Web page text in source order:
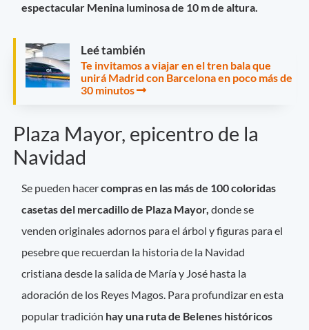
espectacular Menina luminosa de 10 m de altura.
Leé también
Te invitamos a viajar en el tren bala que
unirá Madrid con Barcelona en poco más de
30 minutos
Plaza Mayor, epicentro de la
Navidad
Se pueden hacercompras en las más de 100 coloridas
casetas del mercadillo de Plaza Mayor,donde se
venden originales adornos para el árbol y figuras para el
pesebre que recuerdan la historia de la Navidad
cristiana desde la salida de María y José hasta la
adoración de los Reyes Magos. Para profundizar en esta
popular tradición hay una ruta de Belenes históricos